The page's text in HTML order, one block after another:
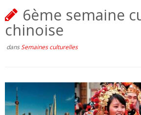
6ème semaine
chinoise
dansSemaines culturelles